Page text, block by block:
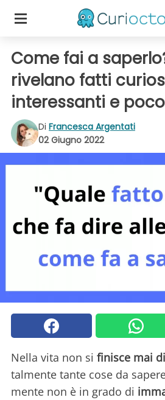
Come fai a
rivelano fatti
interessanti e
Di Francesca Argentati
02 Giugno 2022
Nella vita non si finisce mai
talmente tante cose da
mente non è in grado di